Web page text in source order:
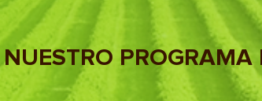
PROGRAMA